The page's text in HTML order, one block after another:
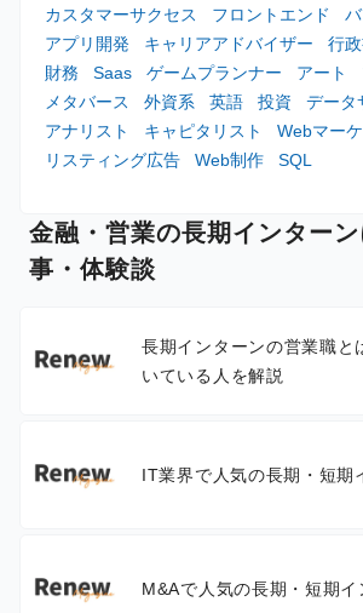
カスタマーサクセス
フロントエンド
アプリ開発
キャリアアドバイザー 行
財務
Saas ゲームプランナー アート
メタバース
外資系 英語 投資
データ
アナリスト
キャピタリスト
Webマー
リスティング広告
Web制作 SQL
金融・営業の長期インター
事・体験談
長期インターンの営業職と
いている人を解説
IT業界で人気の長期・短期
M&Aで人気の長期・短期イ